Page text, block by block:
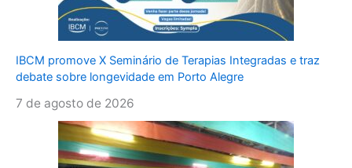
IBCM promove X Seminário de Terapias Integradas e traz
debate sobre longevidade em Porto Alegre
7 de agosto de 2026